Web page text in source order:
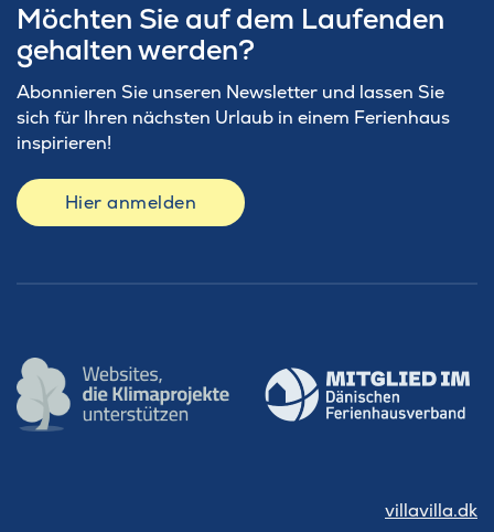
Möchten Sie auf dem Laufenden
gehalten werden?
Abonnieren Sie unseren Newsletter und lassen Sie
sich für Ihren nächsten Urlaub in einem Ferienhaus
inspirieren!
Hier anmelden
villavilla.dk